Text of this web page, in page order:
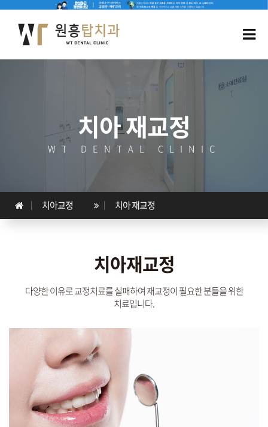
치아 재교정
WT DENTAL CLINIC
치아교정 치아 재교정
치아재교정
다양한 이유로 교정치료를 실패하여 재교정이 필요한 분들을 위한
치료입니다.